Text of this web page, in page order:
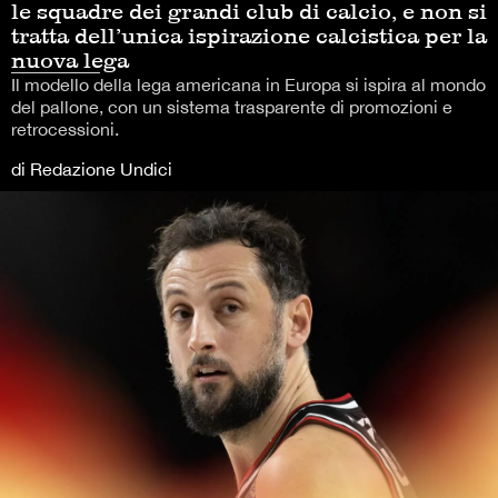
le squadre dei grandi club di calcio, e non si
tratta dell’unica ispirazione calcistica per la
nuova lega
Il modello della lega americana in Europa si ispira al mondo
del pallone, con un sistema trasparente di promozioni e
retrocessioni.
di Redazione Undici